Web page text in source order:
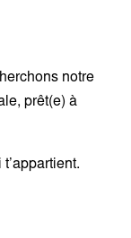
notre
prêt(e) à